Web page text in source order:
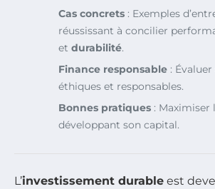
Cas concrets : Exemples
réussissant à concilier
et durabilité.
Finance responsable :
éthiques et responsables.
Bonnes pratiques : Maximiser
développant son capital.
L’investissement durable est